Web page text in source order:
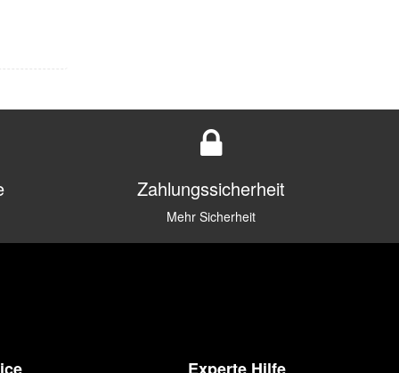
Zahlungssicherheit
Mehr Sicherheit
Experte Hilfe